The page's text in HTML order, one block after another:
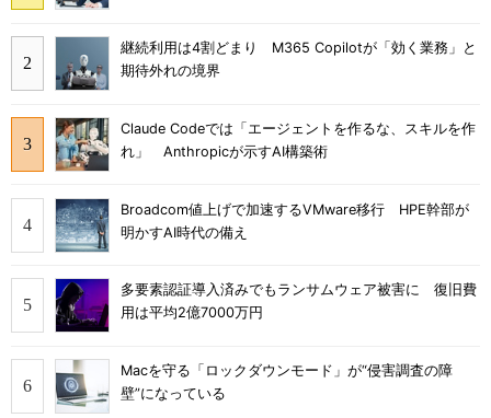
継続利用は4割どまり M365 Copilotが「効く業務」と
期待外れの境界
Claude Codeでは「エージェントを作るな、スキルを作
れ」 Anthropicが示すAI構築術
Broadcom値上げで加速するVMware移行 HPE幹部が
明かすAI時代の備え
多要素認証導入済みでもランサムウェア被害に 復旧費
用は平均2億7000万円
Macを守る「ロックダウンモード」が“侵害調査の障
壁”になっている